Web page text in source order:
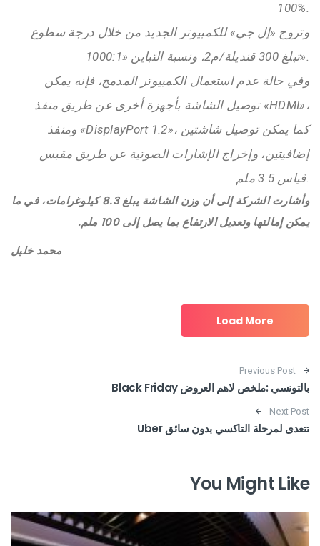
100%.
وتروج «إل جي» للكمبيوتر الجديد من خلال درجة سطوع
تبلغ 300 قنديلة/م2، ونسبة التباين «1000:1».
وفي حالة عدم استعمال الكمبيوتر المدمج، فإنه يمكن
توصيل الشاشة بأجهزة أخرى عن طريق منفذ «HDMI»،
ومنفذ «DisplayPort 1.2»، كما يمكن توصيل شاشتين
إضافيتين، وإخراج الإشارات الصوتية عن طريق مقبس
قياس 3.5 ملم.
وأشارت الشركة إلى أن وزن الشاشة يبلغ 8.3 كيلوغرامات، في ما
يمكن إمالتها وتعديل الارتفاع بما يصل إلى 100 ملم.
محمد خليل
Load More
Post navigation
Previous Post
بالتونسي :ملخص لاهم العروض Black Friday
Next Post
تتعدى لمرحلة التاكسي بدون سائق Uber
You Might Like